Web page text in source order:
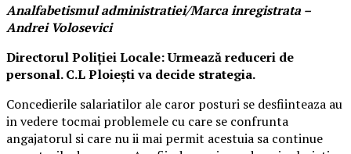
Analfabetismul administratiei/Marca inregistrata –
Andrei Volosevici
Directorul Poliției Locale: Urmează reduceri de
personal. C.L Ploiești va decide strategia.
Concedierile salariatilor ale caror posturi se desfiinteaza au
in vedere tocmai problemele cu care se confrunta
angajatorul si care nu ii mai permit acestuia sa continue